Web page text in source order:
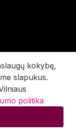
kokybę,
slapukus.
politika